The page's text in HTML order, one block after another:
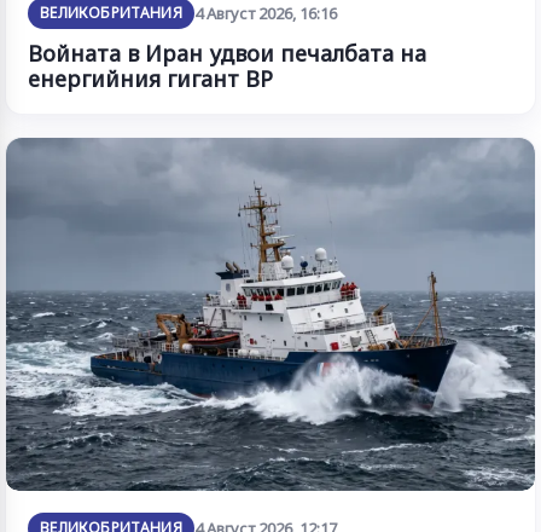
ВЕЛИКОБРИТАНИЯ 4 Август 2026, 16:16
Войната в Иран удвои печалбата на
енергийния гигант BP